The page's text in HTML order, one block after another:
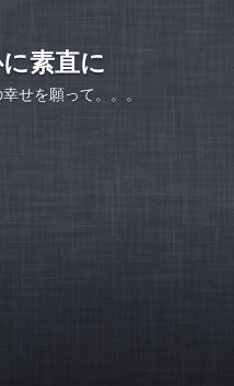
素直に
せを願って。。。